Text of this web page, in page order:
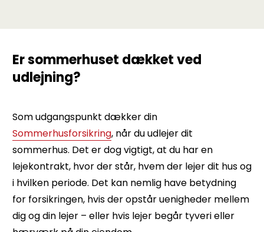
Er sommerhuset dækket ved
udlejning?
Som udgangspunkt dækker din
Sommerhusforsikring, når du udlejer dit
sommerhus. Det er dog vigtigt, at du har en
lejekontrakt, hvor der står, hvem der lejer dit hus og
i hvilken periode. Det kan nemlig have betydning
for forsikringen, hvis der opstår uenigheder mellem
dig og din lejer – eller hvis lejer begår tyveri eller